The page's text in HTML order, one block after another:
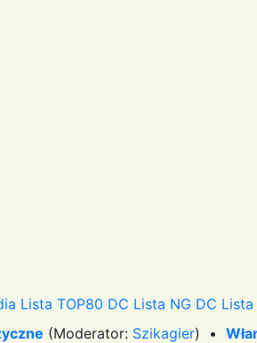
Lista TOP80 DC Lista NG DC Lista
(Moderator: Szikagier) •